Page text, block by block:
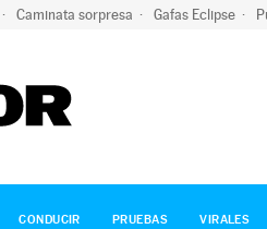
Caminata sorpresa Gafas Eclipse
CONDUCIR PRUEBAS VIRALES